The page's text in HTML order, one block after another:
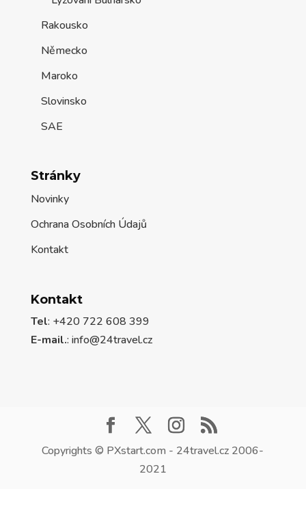
Rakousko
Německo
Maroko
Slovinsko
SAE
Stránky
Novinky
Ochrana Osobních Údajů
Kontakt
Kontakt
Tel: +420 722 608 399
E-mail.: info@24travel.cz
Copyrights © PXstart.com - 24travel.cz 2006-
2021